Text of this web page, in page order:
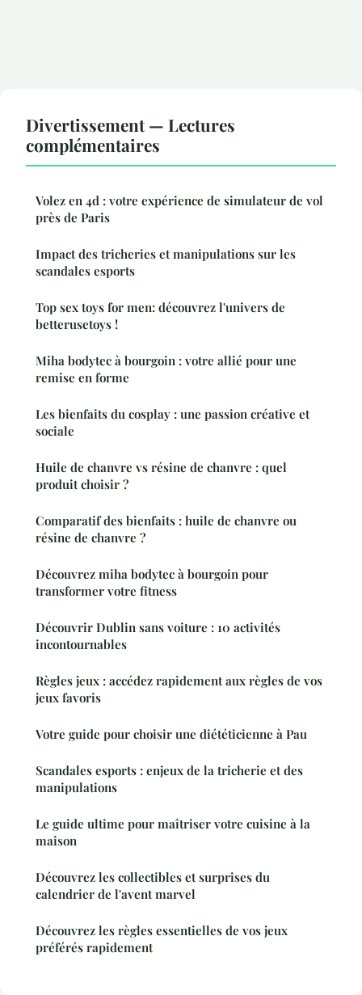
Divertissement — Lectures
complémentaires
Volez en 4d : votre expérience de simulateur de vol
près de Paris
Impact des tricheries et manipulations sur les
scandales esports
Top sex toys for men: découvrez l'univers de
betterusetoys !
Miha bodytec à bourgoin : votre allié pour une
remise en forme
Les bienfaits du cosplay : une passion créative et
sociale
Huile de chanvre vs résine de chanvre : quel
produit choisir ?
Comparatif des bienfaits : huile de chanvre ou
résine de chanvre ?
Découvrez miha bodytec à bourgoin pour
transformer votre fitness
Découvrir Dublin sans voiture : 10 activités
incontournables
Règles jeux : accédez rapidement aux règles de vos
jeux favoris
Votre guide pour choisir une diététicienne à Pau
Scandales esports : enjeux de la tricherie et des
manipulations
Le guide ultime pour maîtriser votre cuisine à la
maison
Découvrez les collectibles et surprises du
calendrier de l'avent marvel
Découvrez les règles essentielles de vos jeux
préférés rapidement